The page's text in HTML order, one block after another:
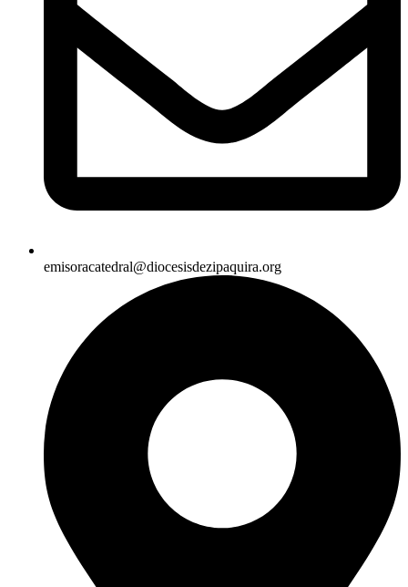
emisoracatedral@diocesisdezipaquira.org